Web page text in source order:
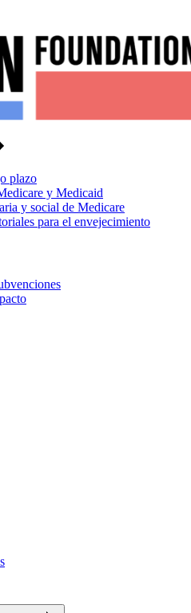
plazo
y Medicaid
y social de Medicare
para el envejecimiento